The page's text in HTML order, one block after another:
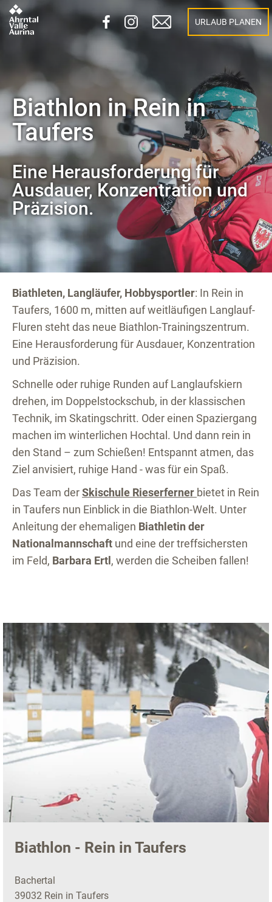
URLAUB PLANEN
Biathlon in Rein in
Taufers
Eine Herausforderung für
Ausdauer, Konzentration und
Präzision.
Biathleten, Langläufer, Hobbysportler: In Rein in
Taufers, 1600 m, mitten auf weitläufigen Langlauf-
Fluren steht das neue Biathlon-Trainingszentrum.
Eine Herausforderung für Ausdauer, Konzentration
und Präzision.
Schnelle oder ruhige Runden auf Langlaufskiern
drehen, im Doppelstockschub, in der klassischen
Technik, im Skatingschritt. Oder einen Spaziergang
machen im winterlichen Hochtal. Und dann rein in
den Stand – zum Schießen! Entspannt atmen, das
Ziel anvisiert, ruhige Hand - was für ein Spaß.
Das Team derSkischule Rieserferner bietet in Rein
in Taufers nun Einblick in die Biathlon-Welt. Unter
Anleitung der ehemaligen Biathletin der
Nationalmannschaft und eine der treffsichersten
im Feld, Barbara Ertl , werden die Scheiben fallen!
Biathlon - Rein in Taufers
Bachertal
39032 Rein in Taufers